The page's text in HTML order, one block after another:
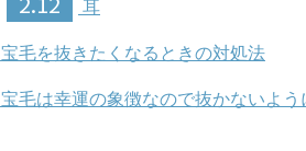
耳
宝毛を抜きたくなるときの対処法
宝毛は幸運の象徴なので抜かないよう